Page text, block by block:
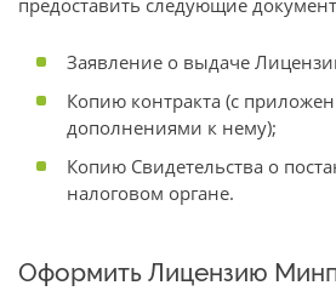
предоставить следующие
Заявление о выдаче
Копию контракта (с
дополнениями к нему);
Копию Свидетельства о
налоговом органе.
Оформить Лицензию